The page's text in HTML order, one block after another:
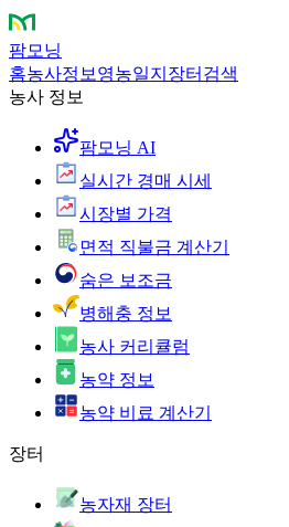
팜모닝
홈농사정보 영농일지 장터 검색
농사 정보
팜모닝 AI
실시간 경매 시세
시장별 가격
면적 직불금 계산기
숨은 보조금
병해충 정보
농사 커리큘럼
농약 정보
농약 비료 계산기
장터
농자재 장터